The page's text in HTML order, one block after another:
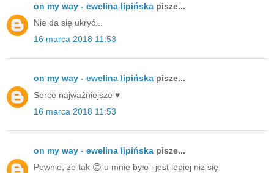
on my way - ewelina lipińska pisze...
Nie da się ukryć...
16 marca 2018 11:53
on my way - ewelina lipińska pisze...
Serce najważniejsze ♥️
16 marca 2018 11:53
on my way - ewelina lipińska pisze...
Pewnie, że tak 😊 u mnie było i jest lepiej niż się